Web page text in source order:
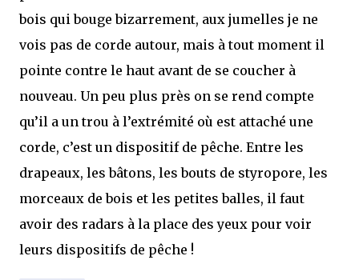
bois qui bouge bizarrement, aux jumelles je ne
vois pas de corde autour, mais à tout moment il
pointe contre le haut avant de se coucher à
nouveau. Un peu plus près on se rend compte
qu’il a un trou à l’extrémité où est attaché une
corde, c’est un dispositif de pêche. Entre les
drapeaux, les bâtons, les bouts de styropore, les
morceaux de bois et les petites balles, il faut
avoir des radars à la place des yeux pour voir
leurs dispositifs de pêche !